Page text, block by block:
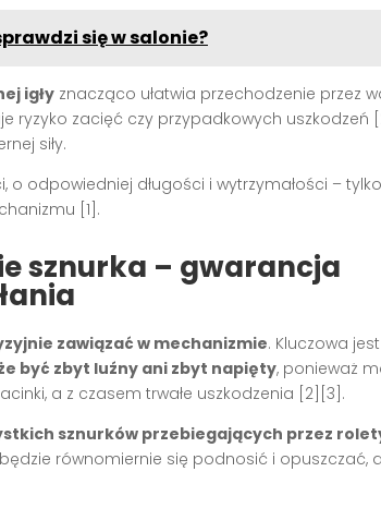
się w salonie?
igły znacząco ułatwia przechodzenie przez
ryzyko zacięć czy przypadkowych uszkodzeń
siły.
o odpowiedniej długości i wytrzymałości –
[1] .
sznurka – gwarancja
zawiązać w mechanizmie. Kluczowa
być zbyt luźny ani zbyt napięty, ponieważ
a z czasem trwałe uszkodzenia [2][3] .
sznurków przebiegających przez
równomiernie się podnosić i opuszczać,